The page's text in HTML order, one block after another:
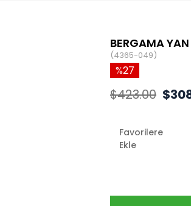
BERGAMA
(4365-049)
27
$423.00
Favorilere
Ekle